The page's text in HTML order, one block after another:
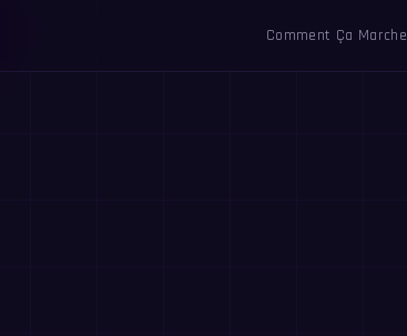
Comment Ça Marche